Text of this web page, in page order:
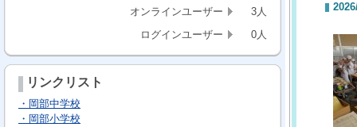
オンラインユーザー
3人
ログインユーザー
0人
リンクリスト
・岡部中学校
・岡部小学校